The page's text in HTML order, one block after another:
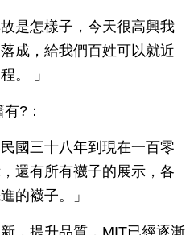
是怎樣子，今天很高興我
成，給我們百姓可以就近
。 」
?：
國三十八年到現在一百零
還有所有襪子的展示，各
的襪子。」